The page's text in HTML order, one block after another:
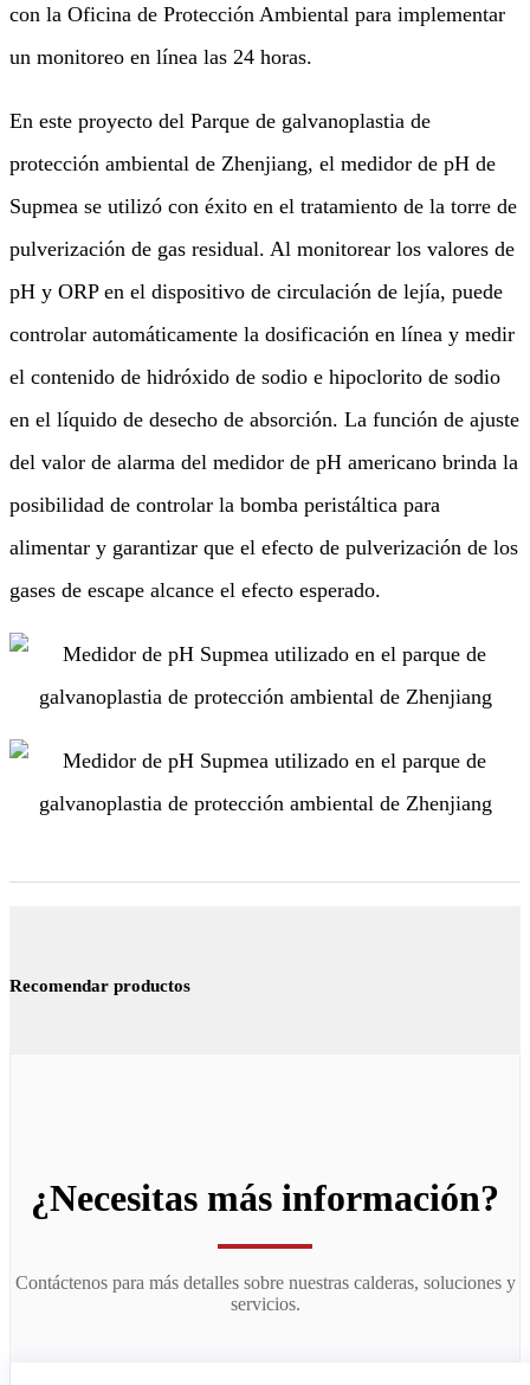
con la Oficina de Protección Ambiental para implementar
un monitoreo en línea las 24 horas.
En este proyecto del Parque de galvanoplastia de
protección ambiental de Zhenjiang, el medidor de pH de
Supmea se utilizó con éxito en el tratamiento de la torre de
pulverización de gas residual. Al monitorear los valores de
pH y ORP en el dispositivo de circulación de lejía, puede
controlar automáticamente la dosificación en línea y medir
el contenido de hidróxido de sodio e hipoclorito de sodio
en el líquido de desecho de absorción. La función de ajuste
del valor de alarma del medidor de pH americano brinda la
posibilidad de controlar la bomba peristáltica para
alimentar y garantizar que el efecto de pulverización de los
gases de escape alcance el efecto esperado.
Recomendar productos
¿Necesitas más información?
Contáctenos para más detalles sobre nuestras calderas, soluciones y
servicios.